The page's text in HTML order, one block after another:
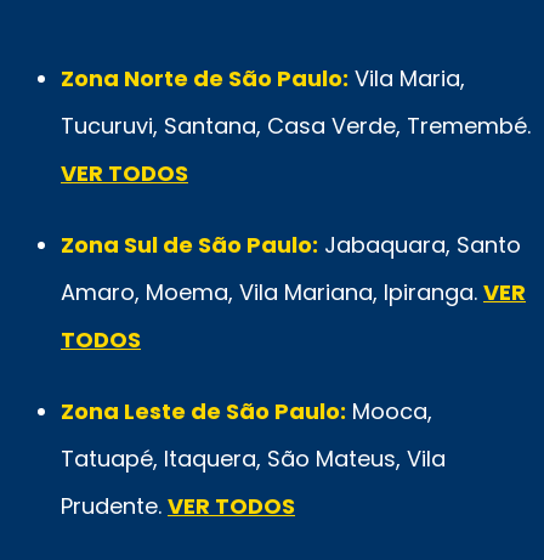
Zona Norte de São Paulo: Vila Maria,
Tucuruvi, Santana, Casa Verde, Tremembé.
VER TODOS
Zona Sul de São Paulo: Jabaquara, Santo
Amaro, Moema, Vila Mariana, Ipiranga. VER
TODOS
Zona Leste de São Paulo: Mooca,
Tatuapé, Itaquera, São Mateus, Vila
Prudente. VER TODOS